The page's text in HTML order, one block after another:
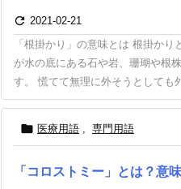
 2021-02-21
「根掛かり」の意味とは 根掛か
が水の底にある石や岩、珊瑚や根
す。 慌てて無理に外そうとしても
 医療用語 , 専門用語
「コロストミー」とは？意